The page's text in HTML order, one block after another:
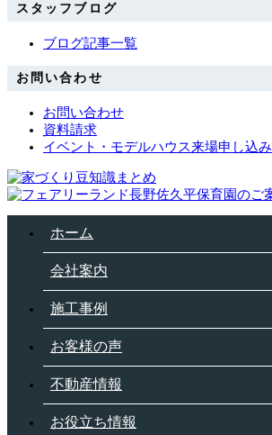
スタッフブログ
ブログ記事一覧
お問い合わせ
お問い合わせ
資料請求
イベント・モデルハウス来場申し込み
ホーム
会社案内
施工事例
お客様の声
不動産情報
お役立ち情報